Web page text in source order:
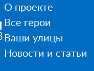
О проекте
Все герои
Ваши улицы
Новости и статьи